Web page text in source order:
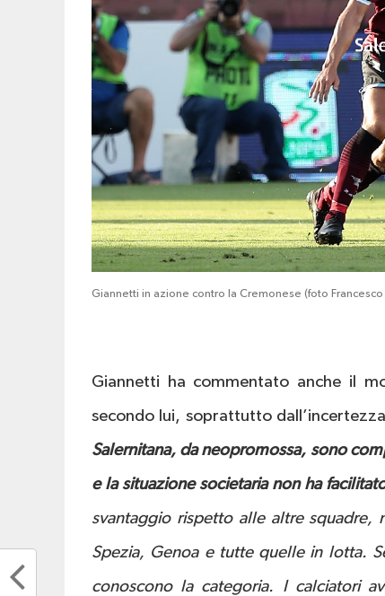
Giannetti in azione contro la Cremonese (foto Francesco
Giannetti ha commentato anche il
secondo lui, soprattutto
Salernitana, da neopromossa, sono
e la situazione societaria non ha
svantaggio rispetto alle altre squadre,
Spezia, Genoa e tutte quelle in lotta.
conoscono la categoria. I calciatori